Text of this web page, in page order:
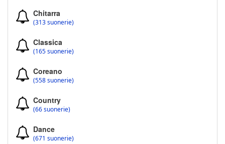
Chitarra
(313 suonerie)
Classica
(165 suonerie)
Coreano
(558 suonerie)
Country
(66 suonerie)
Dance
(671 suonerie)